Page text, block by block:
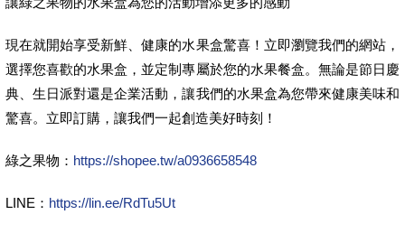
現在就開始享受新鮮、健康的水果盒驚喜！立即瀏覽我們的網站，
選擇您喜歡的水果盒，並定制專屬於您的水果餐盒。無論是節日慶
典、生日派對還是企業活動，讓我們的水果盒為您帶來健康美味和
驚喜。立即訂購，讓我們一起創造美好時刻！
綠之果物： https://shopee.tw/a0936658548
LINE： https://lin.ee/RdTu5Ut